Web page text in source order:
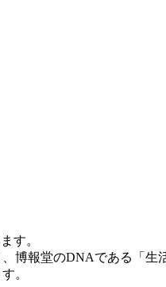
す。
博報堂のDNAである「生
。